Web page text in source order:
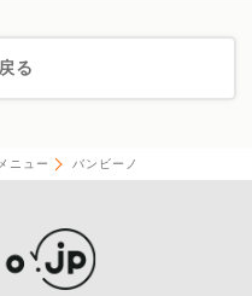
る
メニュー バンビーノ